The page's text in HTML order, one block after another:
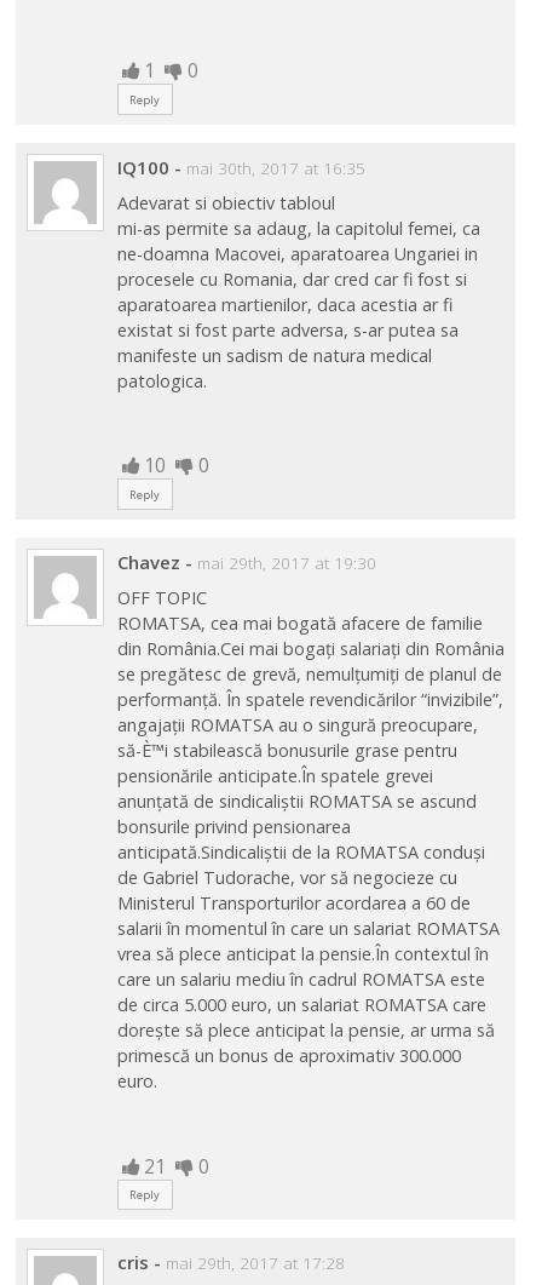
1 0
Reply
IQ100 - mai 30th, 2017 at 16:35
Adevarat si obiectiv tabloul
mi-as permite sa adaug, la capitolul femei, ca
ne-doamna Macovei, aparatoarea Ungariei in
procesele cu Romania, dar cred car fi fost si
aparatoarea martienilor, daca acestia ar fi
existat si fost parte adversa, s-ar putea sa
manifeste un sadism de natura medical
patologica.
10 0
Reply
Chavez - mai 29th, 2017 at 19:30
OFF TOPIC
ROMATSA, cea mai bogată afacere de familie
din România.Cei mai bogați salariați din România
se pregătesc de grevă, nemulțumiți de planul de
performanță. În spatele revendicărilor “invizibile”,
angajații ROMATSA au o singură preocupare,
să-È™i stabilească bonusurile grase pentru
pensionările anticipate.În spatele grevei
anunțată de sindicaliștii ROMATSA se ascund
bonsurile privind pensionarea
anticipată.Sindicaliștii de la ROMATSA conduși
de Gabriel Tudorache, vor să negocieze cu
Ministerul Transporturilor acordarea a 60 de
salarii în momentul în care un salariat ROMATSA
vrea să plece anticipat la pensie.În contextul în
care un salariu mediu în cadrul ROMATSA este
de circa 5.000 euro, un salariat ROMATSA care
dorește să plece anticipat la pensie, ar urma să
primescă un bonus de aproximativ 300.000
euro.
21 0
Reply
cris - mai 29th, 2017 at 17:28